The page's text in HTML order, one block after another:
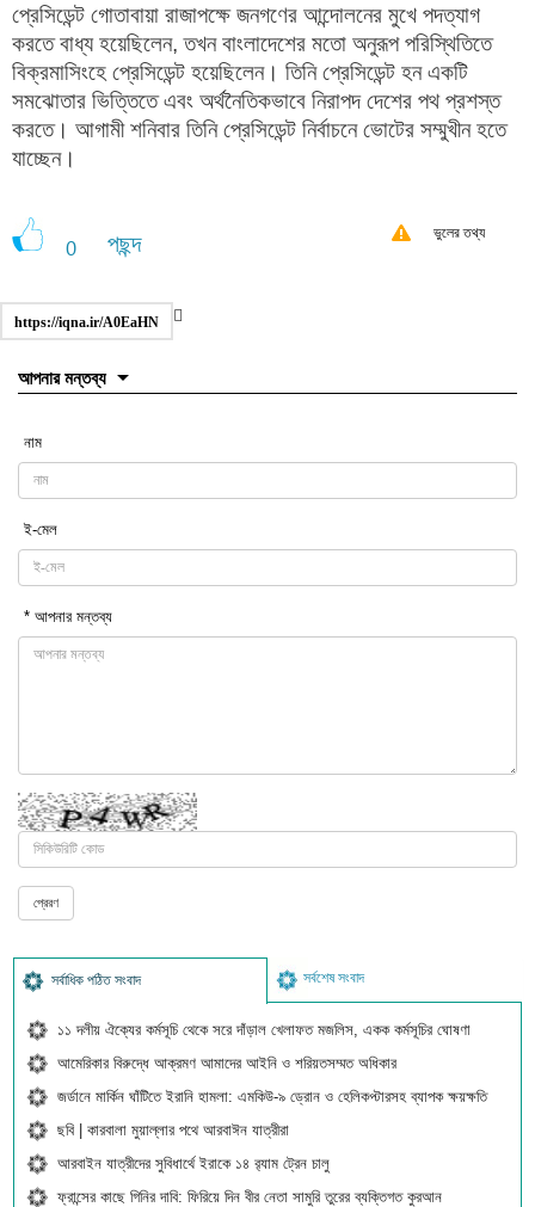
প্রেসিডেন্ট গোতাবায়া রাজাপক্ষে জনগণের আন্দোলনের মুখে পদত্যাগ
করতে বাধ্য হয়েছিলেন, তখন বাংলাদেশের মতো অনুরূপ পরিস্থিতিতে
বিক্রমাসিংহে প্রেসিডেন্ট হয়েছিলেন। তিনি প্রেসিডেন্ট হন একটি
সমঝোতার ভিত্তিতে এবং অর্থনৈতিকভাবে নিরাপদ দেশের পথ প্রশস্ত
করতে। আগামী শনিবার তিনি প্রেসিডেন্ট নির্বাচনে ভোটের সম্মুখীন হতে
যাচ্ছেন।
0 পছন্দ ভুলের তথ্য
https://iqna.ir/A0EaHN
আপনার মন্তব্য
নাম
ই-মেল
* আপনার মন্তব্য
সর্বাধিক পঠিত সংবাদ সর্বশেষ সংবাদ
১১ দলীয় ঐক্যের কর্মসূচি থেকে সরে দাঁড়াল খেলাফত মজলিস, একক কর্মসূচির ঘোষণা
আমেরিকার বিরুদ্ধে আক্রমণ আমাদের আইনি ও শরিয়তসম্মত অধিকার
জর্ডানে মার্কিন ঘাঁটিতে ইরানি হামলা: এমকিউ-৯ ড্রোন ও হেলিকপ্টারসহ ব্যাপক ক্ষয়ক্ষতি
ছবি | কারবালা মুয়াল্লার পথে আরবাঈন যাত্রীরা
আরবাইন যাত্রীদের সুবিধার্থে ইরাকে ১৪ র‍্যাম ট্রেন চালু
ফ্রান্সের কাছে গিনির দাবি: ফিরিয়ে দিন বীর নেতা সামুরি তুরের ব্যক্তিগত কুরআন